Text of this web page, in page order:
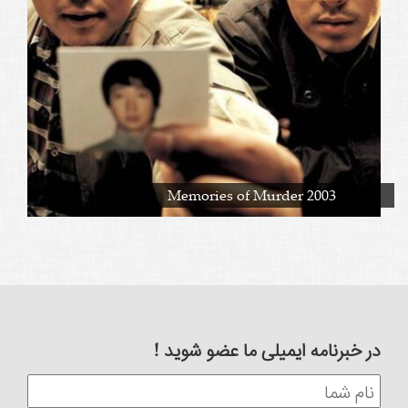
Memories of Murder 2003
در خبرنامه ایمیلی ما عضو شوید !